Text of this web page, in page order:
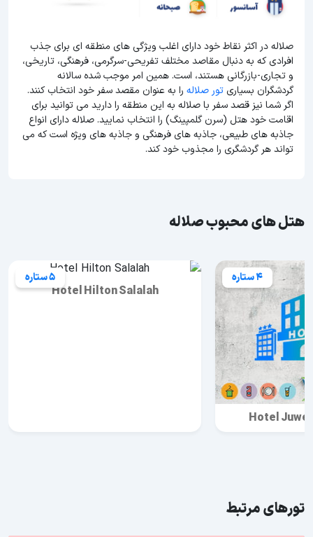
صلاله در اکثر نقاط خود دارای اغلب ویژگی های منطقه ای برای جذب
افرادی که به دنبال مقاصد مختلف تفریحی-سرگرمی، فرهنگی، تاریخی،
و تجاری-بازرگانی هستند، است. همین امر موجب شده سالانه
گردشگران بسیاریتور صلاله را به عنوان مقصد سفر خود انتخاب کنند.
اگر شما نیز قصد سفر با صلاله به این منطقه را دارید می توانید برای
اقامت خود هتل (سرن گلمپینگ) را انتخاب نمایید. صلاله دارای انواع
جاذبه های طبیعی، جاذبه های فرهنگی و جاذبه های ویژه است که می
تواند هر گردشگری را مجذوب خود کند.
هتل های محبوب صلاله
4 ستاره
Hotel
5 ستاره
Hotel Hilton Salalah
تورهای مرتبط